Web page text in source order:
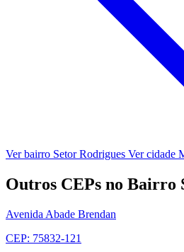
Ver bairro Setor Rodrigues Ver cidade
Outros CEPs no Bairro
Avenida Abade Brendan
CEP: 75832-121